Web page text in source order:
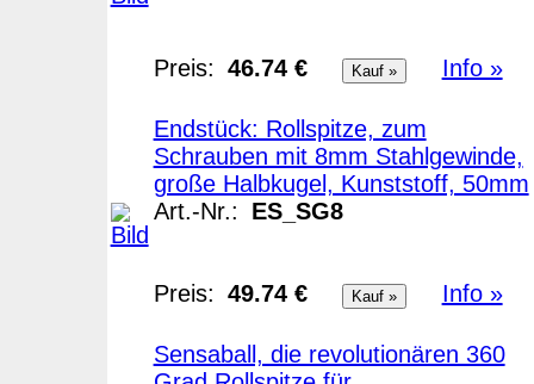
Preis: 46.74 € Info »
Endstück: Rollspitze, zum
Schrauben mit 8mm Stahlgewinde,
große Halbkugel, Kunststoff, 50mm
Art.-Nr.:
ES_SG8
Preis: 49.74 € Info »
Sensaball, die revolutionären 360